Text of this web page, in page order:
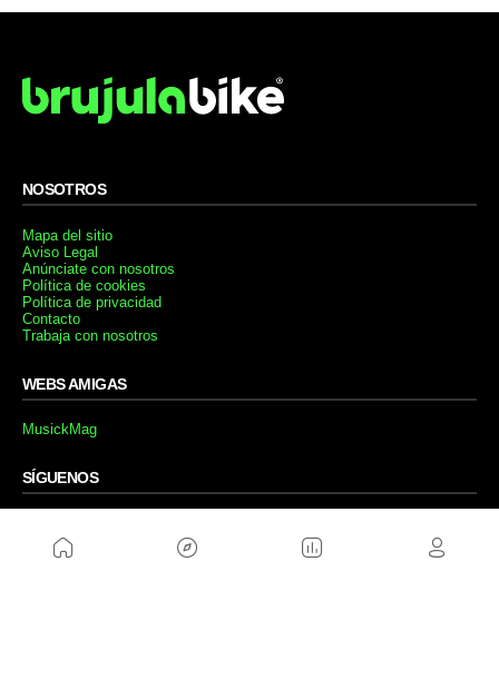
NOSOTROS
Mapa del sitio
Aviso Legal
Anúnciate con nosotros
Política de cookies
Política de privacidad
Contacto
Trabaja con nosotros
WEBS AMIGAS
MusickMag
SÍGUENOS